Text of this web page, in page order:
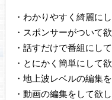
・わかりやすく綺麗に
・スポンサーがついて
・話すだけで番組にし
・とにかく簡単にして
・地上波レベルの編集
・動画の編集をして欲